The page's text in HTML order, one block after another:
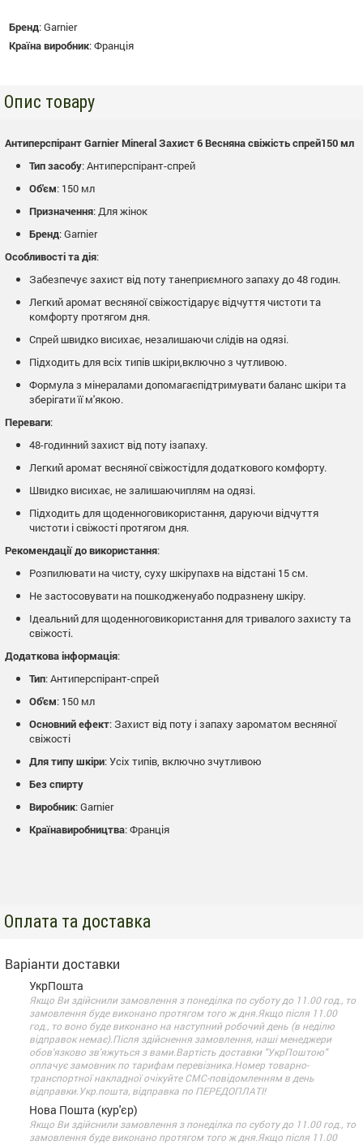
Бренд:Garnier
Країна виробник:Франція
Опис товару
Антиперспірант Garnier Mineral Захист 6 Весняна свіжість спрей150 мл
Тип засобу: Антиперспірант-спрей
Об'єм: 150 мл
Призначення: Для жінок
Бренд: Garnier
Особливості та дія:
Забезпечує захист від поту танеприємного запаху до 48 годин.
Легкий аромат весняної свіжостідарує відчуття чистоти та
комфорту протягом дня.
Спрей швидко висихає, незалишаючи слідів на одязі.
Підходить для всіх типів шкіри,включно з чутливою.
Формула з мінералами допомагаєпідтримувати баланс шкіри та
зберігати її м'якою.
Переваги:
48-годинний захист від поту ізапаху.
Легкий аромат весняної свіжостідля додаткового комфорту.
Швидко висихає, не залишаючиплям на одязі.
Підходить для щоденноговикористання, даруючи відчуття
чистоти і свіжості протягом дня.
Рекомендації до використання:
Розпилювати на чисту, суху шкірупахв на відстані 15 см.
Не застосовувати на пошкодженуабо подразнену шкіру.
Ідеальний для щоденноговикористання для тривалого захисту та
свіжості.
Додаткова інформація:
Тип: Антиперспірант-спрей
Об'єм: 150 мл
Основний ефект: Захист від поту і запаху зароматом весняної
свіжості
Для типу шкіри: Усіх типів, включно зчутливою
Без спирту
Виробник: Garnier
Країнавиробництва: Франція
Оплата та доставка
Варіанти доставки
УкрПошта
Якщо Ви здійснили замовлення з понеділка по суботу до 11.00 год., то
замовлення буде виконано протягом того ж дня.Якщо після 11.00
год., то воно буде виконано на наступний робочий день (в неділю
відправок немає).Після здійснення замовлення, наші менеджери
обов'язково зв'яжуться з вами.Вартість доставки "УкрПоштою"
оплачує замовник по тарифам перевізника.Номер товарно-
транспортної накладної очікуйте СМС-повідомленням в день
відправки.Укр.пошта, відправка по ПЕРЕДОПЛАТІ!
Нова Пошта (кур'єр)
Якщо Ви здійснили замовлення з понеділка по суботу до 11.00 год., то
замовлення буде виконано протягом того ж дня.Якщо після 11.00